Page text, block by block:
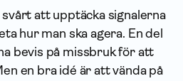
att upptäcka signalerna
hur man ska agera. En del
bevis på missbruk för att
en bra idé är att vända på